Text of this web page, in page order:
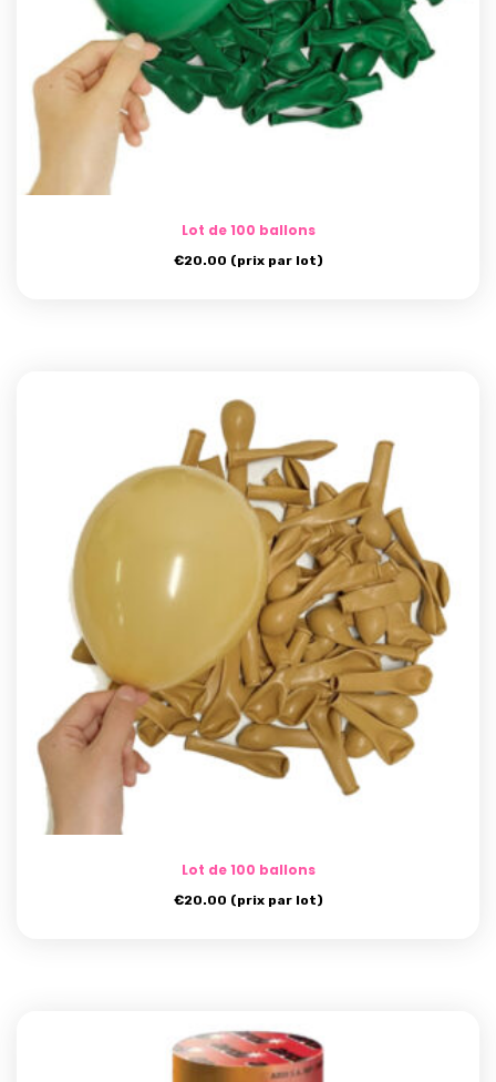
Lot de 100 ballons
€20.00 (prix par lot)
Lot de 100 ballons
€20.00 (prix par lot)